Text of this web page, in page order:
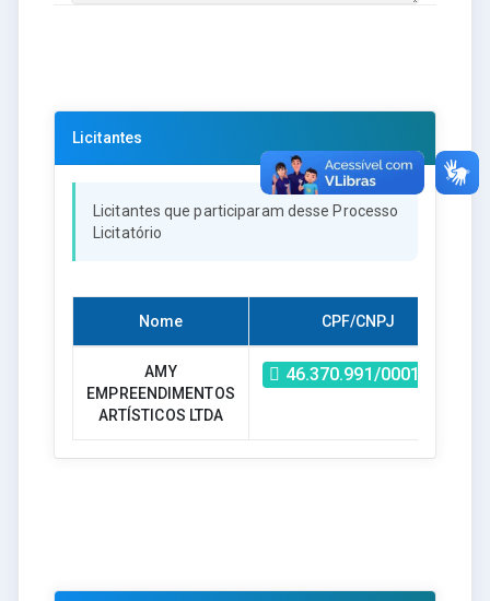
Licitantes
Licitantes que participaram desse Processo
Licitatório
Nome CPF/CNPJ
AMY
EMPREENDIMENTOS
ARTÍSTICOS LTDA
46.370.991/0001-03